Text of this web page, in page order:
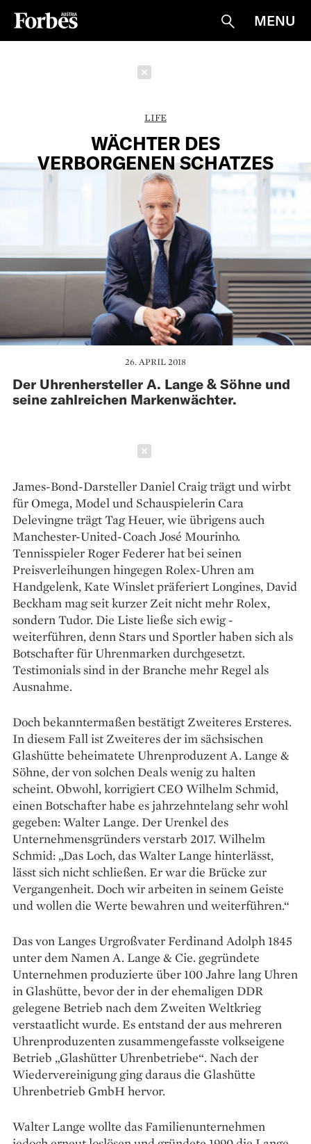
Suche
MENU
LIFE
WÄCHTER DES
VERBORGENEN SCHATZES
26. APRIL 2018
Der Uhrenhersteller A. Lange & Söhne und
seine zahlreichen Markenwächter.
James-Bond-Darsteller Daniel Craig trägt und wirbt
für Omega, Model und Schauspielerin Cara
Delevingne trägt Tag Heuer, wie übrigens auch
Manchester-United-Coach José Mourinho.
Tennisspieler Roger Federer hat bei seinen
Preisverleihungen hingegen Rolex-Uhren am
Handgelenk, Kate Winslet präferiert Longines, David
Beckham mag seit kurzer Zeit nicht mehr Rolex,
sondern Tudor. Die Liste ließe sich ewig ­
weiterführen, denn Stars und Sportler haben sich als
Botschafter für Uhrenmarken durchgesetzt.
Testimonials sind in der Branche mehr Regel als
Ausnahme.
Doch bekanntermaßen bestätigt Zweiteres Ersteres.
In diesem Fall ist Zweiteres der im sächsischen
Glashütte beheimatete Uhrenproduzent A. Lange &
Söhne, der von solchen Deals wenig zu halten
scheint. Obwohl, korrigiert CEO Wilhelm Schmid,
einen Botschafter habe es jahrzehntelang sehr wohl
gegeben: Walter Lange. Der Urenkel des
Unternehmensgründers verstarb 2017. Wilhelm
Schmid: „Das Loch, das Walter Lange hinterlässt,
lässt sich nicht schließen. Er war die Brücke zur
Vergangenheit. Doch wir arbeiten in seinem Geiste
und wollen die Werte bewahren und weiterführen.“
Das von Langes Urgroßvater Ferdinand Adolph 1845
unter dem Namen A. Lange & Cie. ­gegründete
Unternehmen produzierte über 100 Jahre lang Uhren
in Glashütte, bevor der in der ehemaligen DDR
gelegene Betrieb nach dem Zweiten Weltkrieg
verstaatlicht wurde. Es entstand der aus mehreren
Uhrenproduzenten zusammengefasste volkseigene
Betrieb „Glashütter ­Uhrenbetriebe“. Nach der
Wiedervereinigung ging daraus die Glas­hütte
Uhrenbetrieb GmbH hervor.
Walter Lange wollte das Familienunternehmen